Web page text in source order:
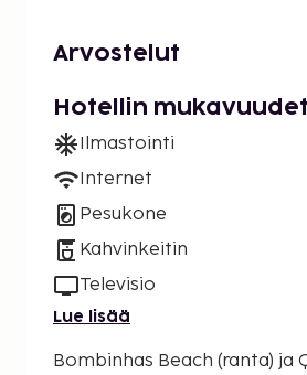
Arvostelut
Hotellin mukavuudet
Ilmastointi
Internet
Pesukone
Kahvinkeitin
Televisio
Lue lisää
Bombinhas Beach (ranta) ja